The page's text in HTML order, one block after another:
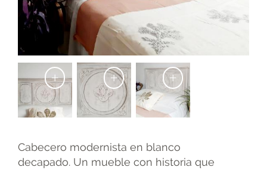
+ + +
Cabecero modernista en blanco
decapado. Un mueble con historia que